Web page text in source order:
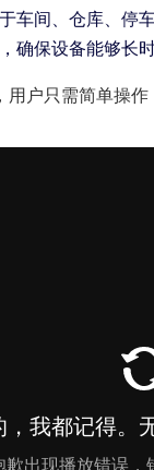
车间、仓库、停
保设备能够长
户只需简单操